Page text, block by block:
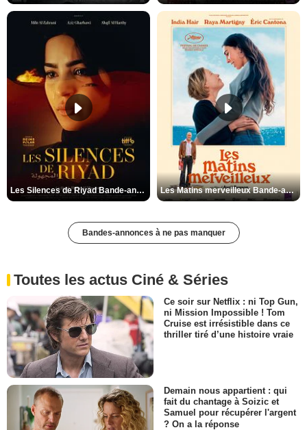
Les Silences de Riyad Bande-annonce VO STFR Les Matins merveilleux Bande-annonce VF
Bandes-annonces à ne pas manquer
Toutes les actus Ciné & Séries
Ce soir sur Netflix : ni Top Gun,
ni Mission Impossible ! Tom
Cruise est irrésistible dans ce
thriller tiré d’une histoire vraie
Demain nous appartient : qui
fait du chantage à Soizic et
Samuel pour récupérer l'argent
? On a la réponse